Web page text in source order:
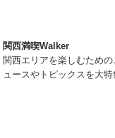
関西満喫Walker
関西エリアを楽しむための
ュースやトピックスを大特